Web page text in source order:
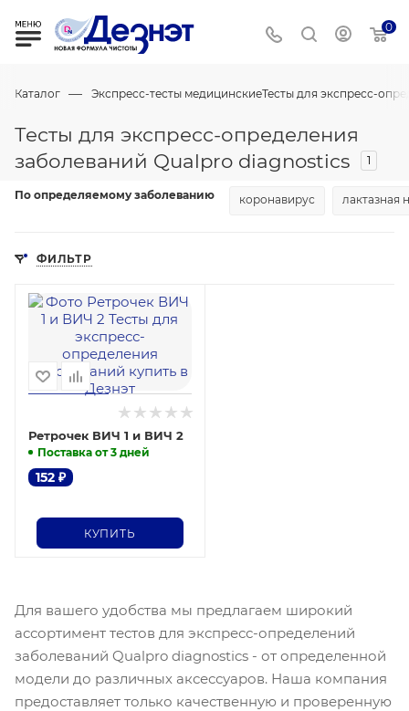
0
Каталог — Экспресс-тесты медицинскиеТесты для экспресс-
Тесты для экспресс-определения
заболеваний Qualpro diagnostics
1
По определяемому заболеванию коронавирус лактазная
ФИЛЬТР
Ретрочек ВИЧ 1 и ВИЧ 2
Поставка от 3 дней
152 ₽
КУПИТЬ
Для вашего удобства мы предлагаем широкий
ассортимент тестов для экспресс-определений
заболеваний Qualpro diagnostics - от определенной
модели до различных аксессуаров. Наша компания
предоставляет только качественную и проверенную